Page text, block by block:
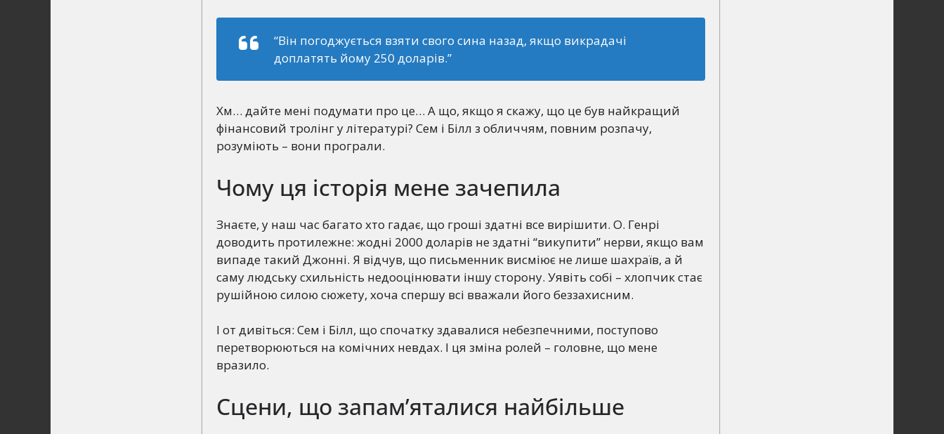
“Він погоджується взяти свого сина назад, якщо викрадачі
доплатять йому 250 доларів.”
Хм… дайте мені подумати про це… А що, якщо я скажу, що це був найкращий
фінансовий тролінг у літературі? Сем і Білл з обличчям, повним розпачу,
розуміють – вони програли.
Чому ця історія мене зачепила
Знаєте, у наш час багато хто гадає, що гроші здатні все вирішити. О. Генрі
доводить протилежне: жодні 2000 доларів не здатні “викупити” нерви, якщо вам
випаде такий Джонні. Я відчув, що письменник висміює не лише шахраїв, а й
саму людську схильність недооцінювати іншу сторону. Уявіть собі – хлопчик стає
рушійною силою сюжету, хоча спершу всі вважали його беззахисним.
І от дивіться: Сем і Білл, що спочатку здавалися небезпечними, поступово
перетворюються на комічних невдах. І ця зміна ролей – головне, що мене
вразило.
Сцени, що запам’яталися найбільше